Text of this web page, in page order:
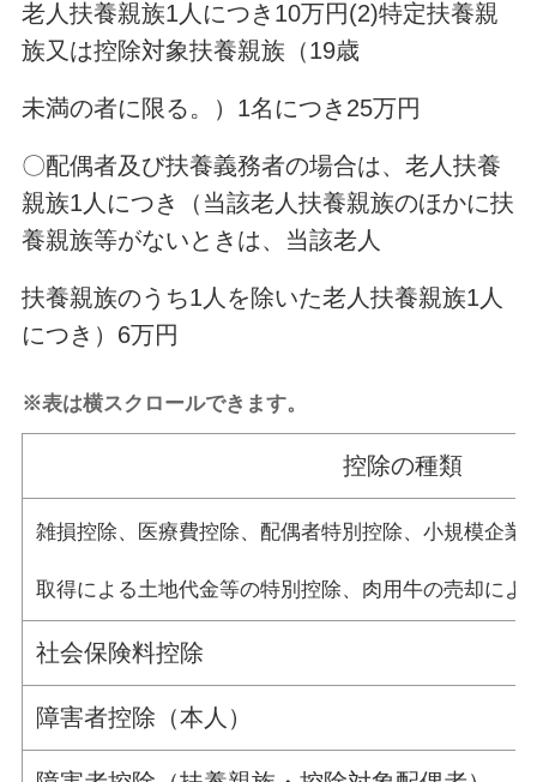
老人扶養親族1人につき10万円(2)特定扶養親
族又は控除対象扶養親族（19歳
未満の者に限る。）1名につき25万円
〇配偶者及び扶養義務者の場合は、老人扶養
親族1人につき（当該老人扶養親族のほかに扶
養親族等がないときは、当該老人
扶養親族のうち1人を除いた老人扶養親族1人
につき）6万円
※表は横スクロールできます。
控除の種類
雑損控除、医療費控除、配偶者特別控除、小規模企業
取得による土地代金等の特別控除、肉用牛の売却によ
社会保険料控除
障害者控除（本人）